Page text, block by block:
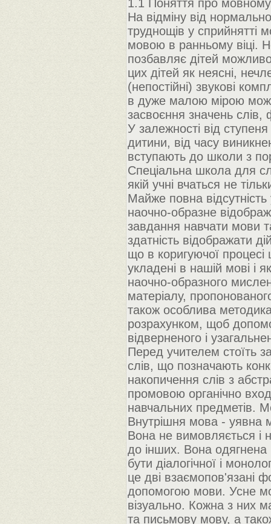
1.1 Поняття про мовному
На відміну від
труднощів у сприйнятті
мовою в ранньому віці.
позбавляє дітей
цих дітей як неясні,
(непостійні) звукові
в дуже малою мірою
засвоєння значень слів,
У залежності від
дитини, від часу
вступають до школи з
Спеціальна школа для
якій учні вчаться не
Майже повна
наочно-образне
завдання навчати мови
здатність відображати
що в коригуючої процесі
укладені в нашій мові і
наочно-образного
матеріалу,
також особлива методика
розрахунком, щоб
відверненого і
Перед учителем стоїть
слів, що позначають
накопичення слів з
промовою органічно
навчальних предметів.
Внутрішня мова - уявна
Вона не вимовляється і
до інших. Вона одягнена
бути діалогічної і
це дві взаємопов'язані
допомогою мови. Усне
візуально. Кожна з них
та письмову мову, а